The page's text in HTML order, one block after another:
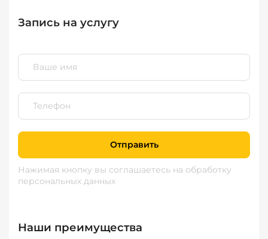
Запись на услугу
Отправить
Нажимая кнопку вы соглашаетесь на обработку
персональных данных
Наши преимущества